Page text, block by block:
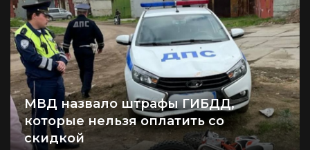
МВД назвало штрафы ГИБДД,
которые нельзя оплатить со
скидкой